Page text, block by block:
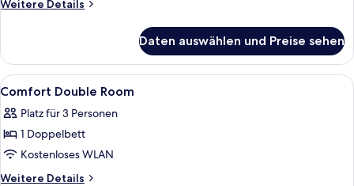
Weitere Details
Double
Room
Daten auswählen und Preise sehen
Alle
Fotos
für
Comfort
Double
Room
Ein Hotelzimmer mit Bett,
4
Comfort Double Room
Platz für 3 Personen
1 Doppelbett
Kostenloses WLAN
Weitere Details
Weitere